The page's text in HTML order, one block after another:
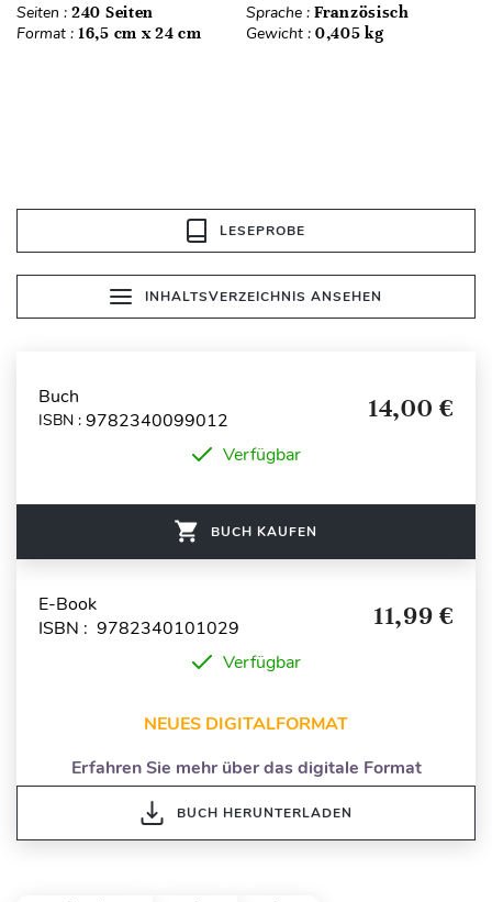
Seiten : 240 Seiten Sprache : Französisch
Format : 16,5 cm x 24 cm Gewicht : 0,405 kg
LESEPROBE
INHALTSVERZEICHNIS ANSEHEN
Buch
ISBN : 9782340099012 14,00 €
Verfügbar
BUCH KAUFEN
E-Book
ISBN : 9782340101029
11,99 €
Verfügbar
NEUES DIGITALFORMAT
Erfahren Sie mehr über das digitale Format
BUCH HERUNTERLADEN